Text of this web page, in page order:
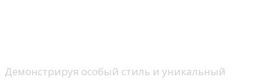
Демонстрируя особый стиль и уникальный